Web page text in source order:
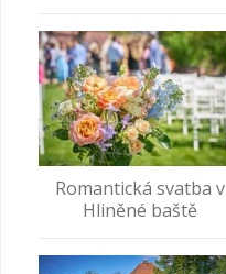
Romantická svatba v
Hliněné baště